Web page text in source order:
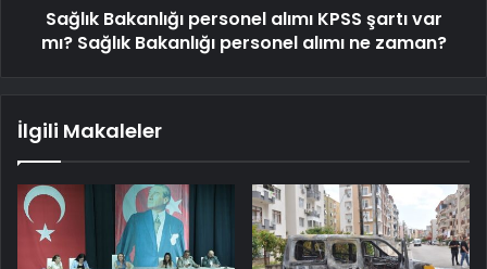
Sağlık Bakanlığı personel alımı KPSS şartı var
mı? Sağlık Bakanlığı personel alımı ne zaman?
İlgili Makaleler